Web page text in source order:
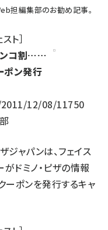
担編集部のお勧め記事。
ト］
ンコ割……
ポン発行
12/08/11750
ジャパンは、フェイス
ドミノ・ピザの情報
ーポンを発行するキャ